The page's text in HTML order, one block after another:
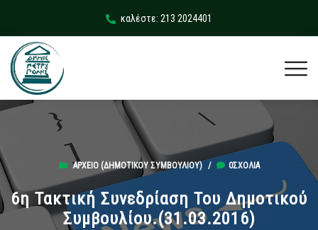
καλέστε: 213 2024401
ΑΡΧΕΊΟ (ΔΗΜΟΤΙΚΟΎ ΣΥΜΒΟΥΛΊΟΥ)/ 0ΣΧΌΛΙΑ
6η Τακτική Συνεδρίαση Του Δημοτικού
Συμβουλίου.(31.03.2016)